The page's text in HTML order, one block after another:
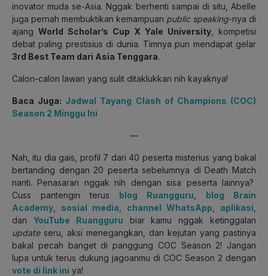
inovator muda se-Asia. Nggak berhenti sampai di situ, Abelle
juga pernah membuktikan kemampuan public speaking-nya di
ajang World Scholar’s Cup X Yale University , kompetisi
debat paling prestisius di dunia. Timnya pun mendapat gelar
3rd Best Team dari Asia Tenggara.
Calon-calon lawan yang sulit ditaklukkan nih kayaknya!
Baca Juga: Jadwal Tayang Clash of Champions (COC)
Season 2 Minggu Ini
—
Nah, itu dia gais, profil 7 dari 40 peserta misterius yang bakal
bertanding dengan 20 peserta sebelumnya di Death Match
nanti. Penasaran nggak nih dengan sisa peserta lainnya?
Cuss pantengin terus blog Ruangguru
blog Brain
Academy
sosial media channel WhatsApp aplikasi
dan YouTube Ruangguru biar kamu nggak ketinggalan
updateseru, aksi menegangkan, dan kejutan yang pastinya
bakal pecah banget di panggung COC Season 2! Jangan
lupa untuk terus dukung jagoanmu di COC Season 2 dengan
vote di link ini ya!